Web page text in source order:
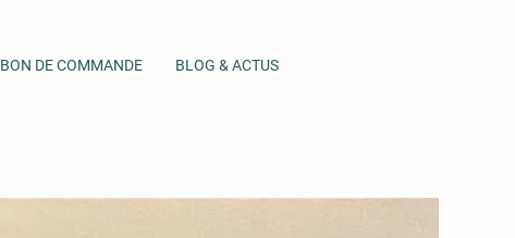
BON DE COMMANDE BLOG & ACTUS